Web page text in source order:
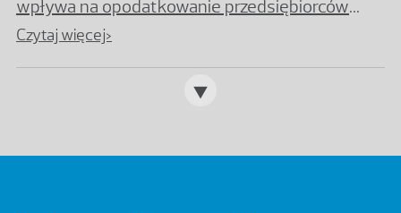
wpływa na opodatkowanie przedsiębiorców
zagranicznych?
Czytaj więcej>